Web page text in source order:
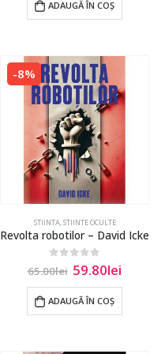
ADAUGĂ ÎN COȘ
-8%
STIINTA,STIINTE OCULTE
Revolta robotilor – David Icke
out of 5
65.00lei 59.80lei
ADAUGĂ ÎN COȘ